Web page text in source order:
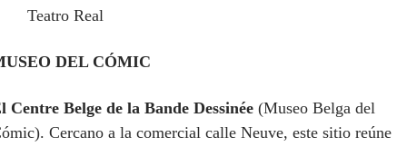
DEL CÓMIC
Centre Belge de la Bande Dessinée (Museo Belga del
Cercano a la comercial calle Neuve, este sitio reúne